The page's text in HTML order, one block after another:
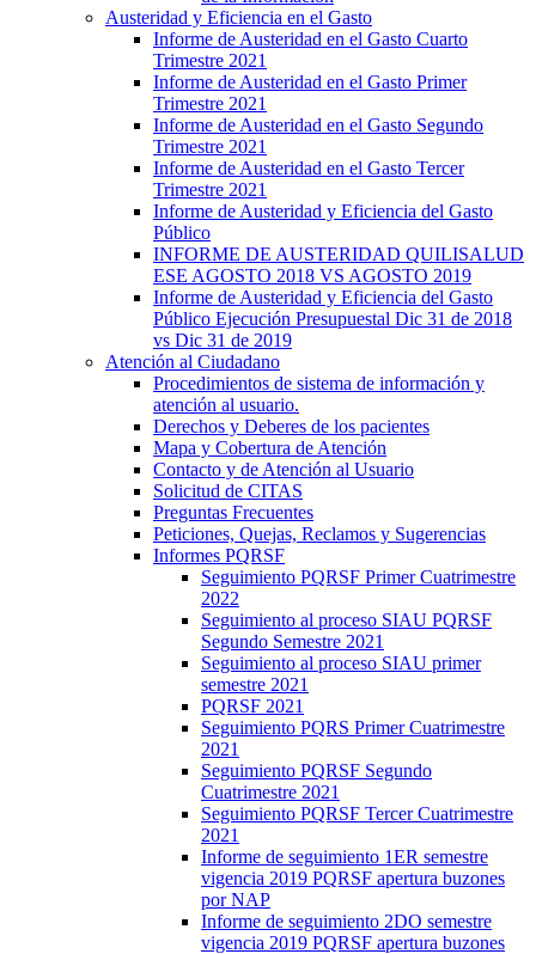
Austeridad y Eficiencia en el Gasto
Informe de Austeridad en el Gasto Cuarto
Trimestre 2021
Informe de Austeridad en el Gasto Primer
Trimestre 2021
Informe de Austeridad en el Gasto Segundo
Trimestre 2021
Informe de Austeridad en el Gasto Tercer
Trimestre 2021
Informe de Austeridad y Eficiencia del Gasto
Público
INFORME DE AUSTERIDAD QUILISALUD
ESE AGOSTO 2018 VS AGOSTO 2019
Informe de Austeridad y Eficiencia del Gasto
Público Ejecución Presupuestal Dic 31 de 2018
vs Dic 31 de 2019
Atención al Ciudadano
Procedimientos de sistema de información y
atención al usuario.
Derechos y Deberes de los pacientes
Mapa y Cobertura de Atención
Contacto y de Atención al Usuario
Solicitud de CITAS
Preguntas Frecuentes
Peticiones, Quejas, Reclamos y Sugerencias
Informes PQRSF
Seguimiento PQRSF Primer Cuatrimestre
2022
Seguimiento al proceso SIAU PQRSF
Segundo Semestre 2021
Seguimiento al proceso SIAU primer
semestre 2021
PQRSF 2021
Seguimiento PQRS Primer Cuatrimestre
2021
Seguimiento PQRSF Segundo
Cuatrimestre 2021
Seguimiento PQRSF Tercer Cuatrimestre
2021
Informe de seguimiento 1ER semestre
vigencia 2019 PQRSF apertura buzones
por NAP
Informe de seguimiento 2DO semestre
vigencia 2019 PQRSF apertura buzones